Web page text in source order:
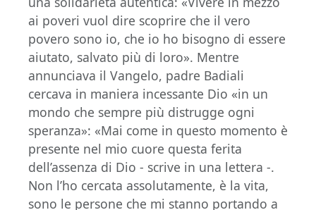
ai poveri vuol dire scoprire che il vero
povero sono io, che io ho bisogno di essere
aiutato, salvato più di loro». Mentre
annunciava il Vangelo, padre Badiali
cercava in maniera incessante Dio «in un
mondo che sempre più distrugge ogni
speranza»: «Mai come in questo momento è
presente nel mio cuore questa ferita
dell’assenza di Dio - scrive in una lettera -.
Non l’ho cercata assolutamente, è la vita,
sono le persone che mi stanno portando a